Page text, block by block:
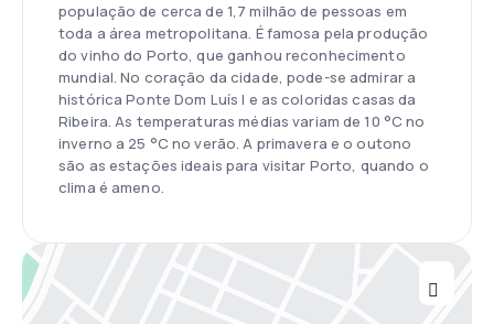
população de cerca de 1,7 milhão de pessoas em
toda a área metropolitana. É famosa pela produção
do vinho do Porto, que ganhou reconhecimento
mundial. No coração da cidade, pode-se admirar a
histórica Ponte Dom Luís I e as coloridas casas da
Ribeira. As temperaturas médias variam de 10 °C no
inverno a 25 °C no verão. A primavera e o outono
são as estações ideais para visitar Porto, quando o
clima é ameno.